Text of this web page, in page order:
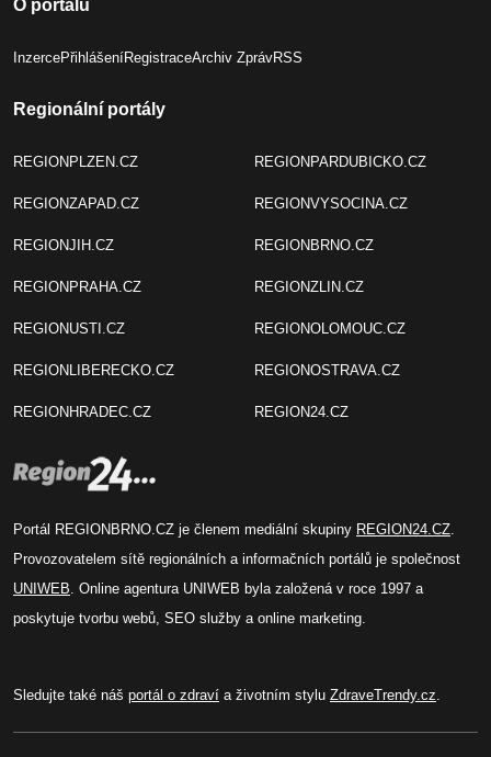
O portálu
InzercePřihlášeníRegistraceArchiv ZprávRSS
Regionální portály
REGIONPLZEN.CZ
REGIONZAPAD.CZ
REGIONJIH.CZ
REGIONPRAHA.CZ
REGIONUSTI.CZ
REGIONLIBERECKO.CZ
REGIONHRADEC.CZ
REGIONPARDUBICKO.CZ
REGIONVYSOCINA.CZ
REGIONBRNO.CZ
REGIONZLIN.CZ
REGIONOLOMOUC.CZ
REGIONOSTRAVA.CZ
REGION24.CZ
Portál REGIONBRNO.CZ je členem mediální skupiny REGION24.CZ
Provozovatelem sítě regionálních a informačních portálů je společnost
UNIWEB . Online agentura UNIWEB byla založená v roce 1997 a
poskytuje tvorbu webů, SEO služby a online marketing.
Sledujte také náš portál o zdraví a životním stylu ZdraveTrendy.cz